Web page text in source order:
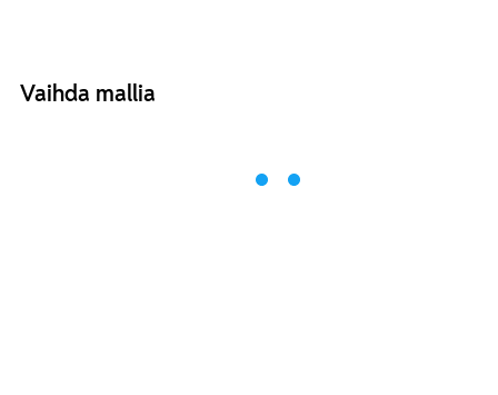
Vaihda mallia